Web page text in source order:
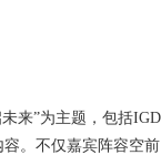
来”为主题，包括
容。不仅嘉宾阵容空